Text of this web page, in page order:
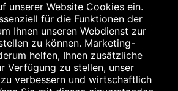
- APOTHEKE IM E-CENTER A23
Ramskamp 102
25337 Elmshorn
04121 5797172
unserer Website Cookies ein.
für die Funktionen der
Ihnen unseren Webdienst zur
zu können. Marketing-
helfen, Ihnen zusätzliche
Verfügung zu stellen, unser
verbessern und wirtschaftlich